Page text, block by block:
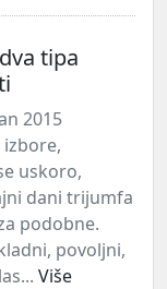
tipa
2015
uskoro,
dani trijumfa
podobne.
povoljni,
Više